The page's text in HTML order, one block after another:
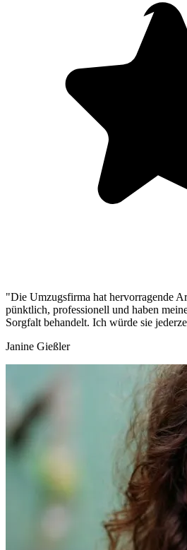
"Die Umzugsfirma hat hervorragende
pünktlich, professionell und haben
Sorgfalt behandelt. Ich würde sie
Janine Gießler